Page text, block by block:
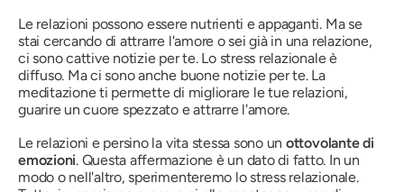
Le relazioni possono essere nutrienti e appaganti. Ma se
stai cercando di attrarre l'amore o sei già in una relazione,
ci sono cattive notizie per te. Lo stress relazionale è
diffuso. Ma ci sono anche buone notizie per te. La
meditazione ti permette di migliorare le tue relazioni,
guarire un cuore spezzato e attrarre l'amore.
Le relazioni e persino la vita stessa sono un ottovolante di
emozioni. Questa affermazione è un dato di fatto. In un
modo o nell'altro, sperimenteremo lo stress relazionale.